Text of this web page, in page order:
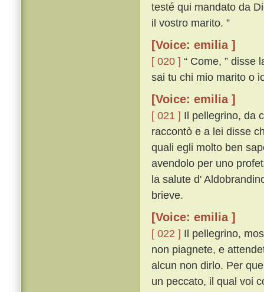
testé qui mandato da
il vostro marito. ”
[Voice: emilia ]
[ 020 ] “ Come, ” disse
sai tu chi mio marito o
[Voice: emilia ]
[ 021 ] Il pellegrino, da
raccontò e a lei disse
quali egli molto ben
avendolo per uno
la salute d'
brieve.
[Voice: emilia ]
[ 022 ] Il pellegrino,
non piagnete, e
alcun non dirlo. Per
un peccato, il qual voi